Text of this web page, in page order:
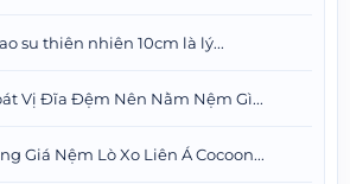
su thiên nhiên 10cm là lý...
Vị Đĩa Đệm Nên Nằm Nệm Gì...
Giá Nệm Lò Xo Liên Á Cocoon...